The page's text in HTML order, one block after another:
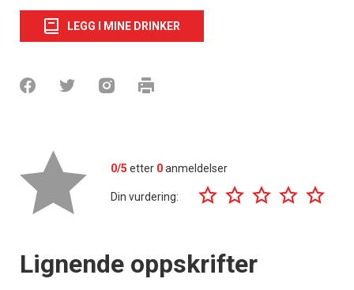
LEGG I MINE DRINKER
0/5 etter 0anmeldelser
Din vurdering:
Lignende oppskrifter